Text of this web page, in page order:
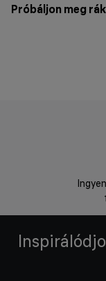
Próbáljon meg